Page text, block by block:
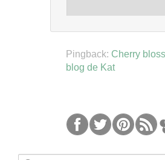
Pingback: Cherry
blog de Kat